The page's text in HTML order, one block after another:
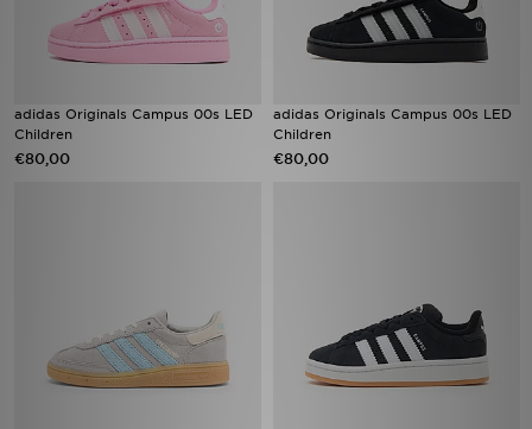
adidas Originals Campus 00s LED
Children
€80,00
adidas Originals Campus 00s LED
Children
€80,00